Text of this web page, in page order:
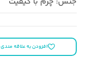
افزودن به علاقه مندی